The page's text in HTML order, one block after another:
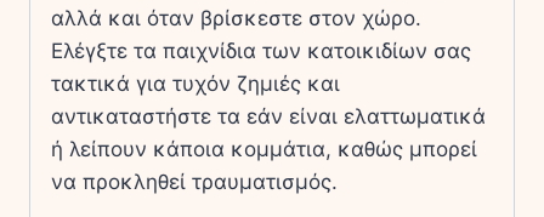
αλλά και όταν βρίσκεστε στον χώρο.
Ελέγξτε τα παιχνίδια των κατοικιδίων σας
τακτικά για τυχόν ζημιές και
αντικαταστήστε τα εάν είναι ελαττωματικά
ή λείπουν κάποια κομμάτια, καθώς μπορεί
να προκληθεί τραυματισμός.